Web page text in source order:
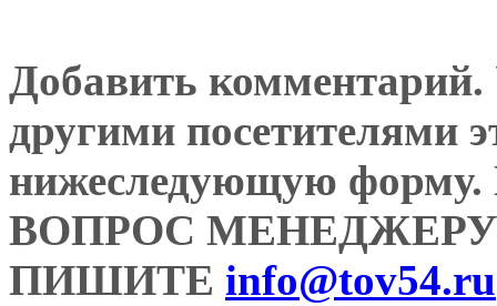
Добавить комментарий.
другими посетителями
нижеследующую
ВОПРОС
ПИШИТЕ info@tov54.ru